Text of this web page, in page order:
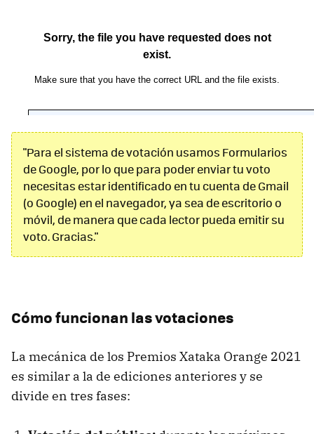
"Para el sistema de votación usamos Formularios
de Google, por lo que para poder enviar tu voto
necesitas estar identificado en tu cuenta de Gmail
(o Google) en el navegador, ya sea de escritorio o
móvil, de manera que cada lector pueda emitir su
voto. Gracias."
Cómo funcionan las votaciones
La mecánica de los Premios Xataka Orange 2021
es similar a la de ediciones anteriores y se
divide en tres fases: